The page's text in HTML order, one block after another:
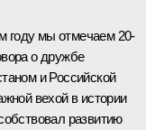
году мы отмечаем 20-
о дружбе
и Российской
вехой в истории
развитию